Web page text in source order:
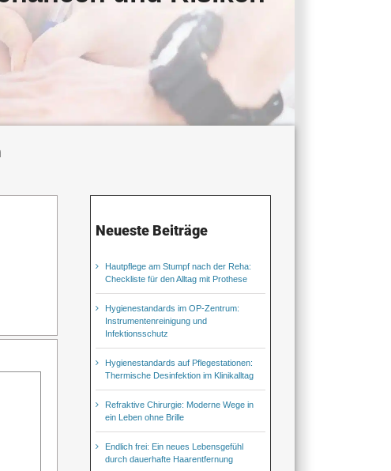
Neueste Beiträge
Hautpflege am Stumpf nach der Reha:
Checkliste für den Alltag mit Prothese
Hygienestandards im OP-Zentrum:
Instrumentenreinigung und
Infektionsschutz
Hygienestandards auf Pflegestationen:
Thermische Desinfektion im Klinikalltag
Refraktive Chirurgie: Moderne Wege in
ein Leben ohne Brille
Endlich frei: Ein neues Lebensgefühl
durch dauerhafte Haarentfernung